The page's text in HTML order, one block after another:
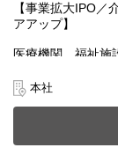
【事業拡大IPO／
アアップ】
医療機関、福祉施
リース、レンタル
ます。お客様に
いただけるよう
本社